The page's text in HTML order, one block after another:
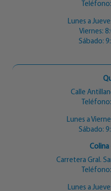
Teléfono:
Lunes a
Viernes:
Sábado:
Calle
Teléfono:
Lunes a
Sábado:
Colina
Carretera Gral.
Teléfono:
Lunes a